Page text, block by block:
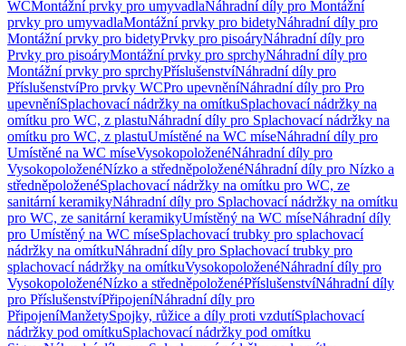
WCMontážní prvky pro umyvadlaNáhradní díly pro Montážní
prvky pro umyvadlaMontážní prvky pro bidetyNáhradní díly pro
Montážní prvky pro bidetyPrvky pro pisoáryNáhradní díly pro
Prvky pro pisoáryMontážní prvky pro sprchyNáhradní díly pro
Montážní prvky pro sprchyPříslušenstvíNáhradní díly pro
PříslušenstvíPro prvky WCPro upevněníNáhradní díly pro Pro
upevněníSplachovací nádržky na omítkuSplachovací nádržky na
omítku pro WC, z plastuNáhradní díly pro Splachovací nádržky na
omítku pro WC, z plastuUmístěné na WC míseNáhradní díly pro
Umístěné na WC míseVysokopoloženéNáhradní díly pro
VysokopoloženéNízko a středněpoloženéNáhradní díly pro Nízko a
středněpoloženéSplachovací nádržky na omítku pro WC, ze
sanitární keramikyNáhradní díly pro Splachovací nádržky na omítku
pro WC, ze sanitární keramikyUmístěný na WC míseNáhradní díly
pro Umístěný na WC míseSplachovací trubky pro splachovací
nádržky na omítkuNáhradní díly pro Splachovací trubky pro
splachovací nádržky na omítkuVysokopoloženéNáhradní díly pro
VysokopoloženéNízko a středněpoloženéPříslušenstvíNáhradní díly
pro PříslušenstvíPřipojeníNáhradní díly pro
PřipojeníManžetySpojky, růžice a díly proti vzdutíSplachovací
nádržky pod omítkuSplachovací nádržky pod omítku